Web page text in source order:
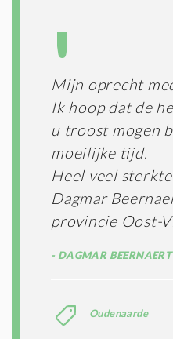
Mijn oprecht
Ik hoop dat de
u troost mogen
moeilijke tijd.
Heel veel sterkte.
Dagmar
provincie Oost-
DAGMAR BEERNAERT
Oudenaarde